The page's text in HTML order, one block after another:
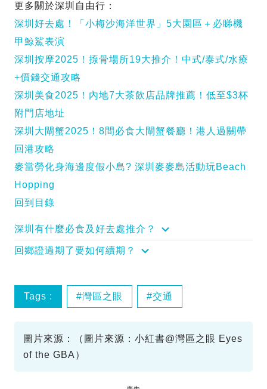
更多關於深圳自由行：
深圳好去處！「小梅沙海洋世界」5大園區＋必睇機
甲鯨鯊表演
深圳按摩2025！揼骨場所19大推介！中式/泰式/水療
+價錢交通攻略
深圳美食2025！內地7大茶飲店品牌推薦！低至$3杯
附門店地址
深圳大閘蟹2025！8間必食大閘蟹餐廳！港人過關帶
回港攻略
麥當勞化身海邊度假小島? 深圳麥麥島活動玩Beach
Hopping
回到目錄
深圳有什麼必食及好去處推介？
回鄉證過期了要如何續期？
Tags : 灣區之眼 交通
圖片來源：（圖片來源：小紅書@灣區之眼 Eyes
of the GBA）